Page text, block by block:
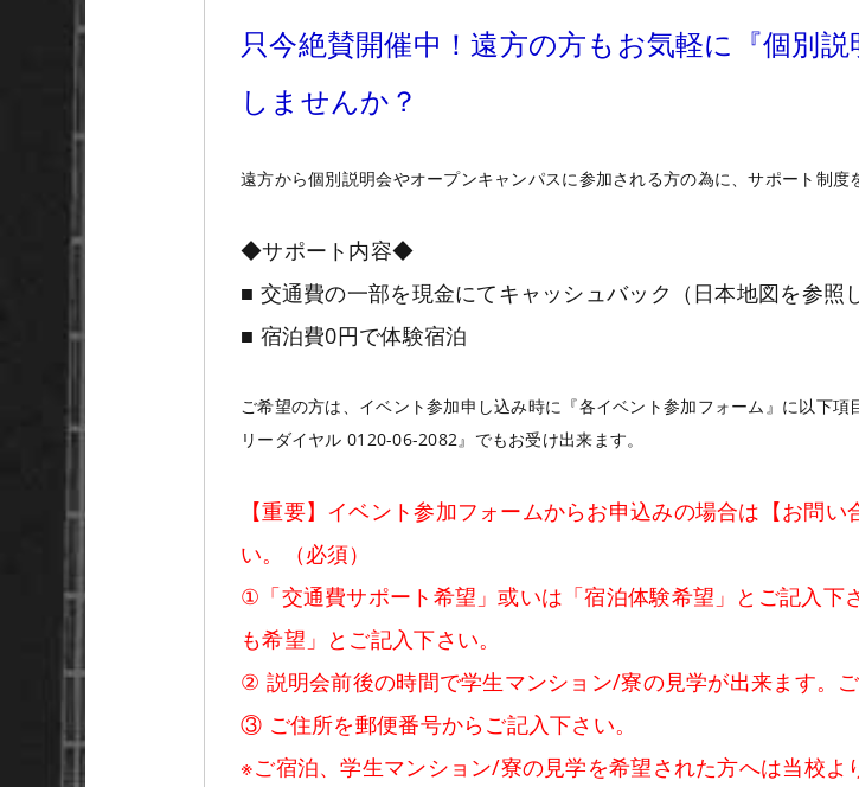
只今絶賛開催中！遠方の方もお気軽に『個別
しませんか？
遠方から個別説明会やオープンキャンパスに参加される方の為に、サポート制度
◆サポート内容◆
■ 交通費の一部を現金にてキャッシュバック（日本地図を参照
■ 宿泊費0円で体験宿泊
ご希望の方は、イベント参加申し込み時に『各イベント参加フォーム』に以下
リーダイヤル 0120-06-2082』でもお受け出来ます。
【重要】イベント参加フォームからお申込みの場合は【お問
い。（必須）
①「交通費サポート希望」或いは「宿泊体験希望」とご記入下
も希望」とご記入下さい。
② 説明会前後の時間で学生マンション/寮の見学が出来ます。
③ ご住所を郵便番号からご記入下さい。
※ご宿泊、学生マンション/寮の見学を希望された方へは当校